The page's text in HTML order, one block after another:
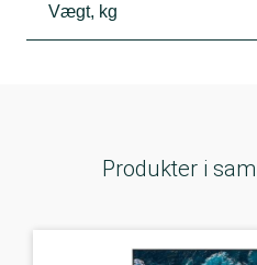
Vægt, kg
Produkter i